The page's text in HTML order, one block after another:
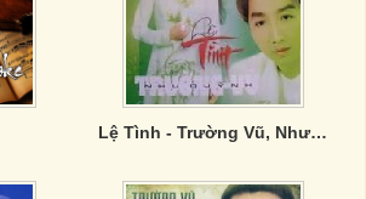
Lệ Tình - Trường Vũ, Như Quỳnh